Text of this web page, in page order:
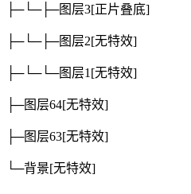
├─└─├─图层3[正片叠底]
├─└─├─图层2[无特效]
├─└─└─图层1 [无特效]
├─图层64[无特效]
├─图层63[无特效]
└─背景[无特效]